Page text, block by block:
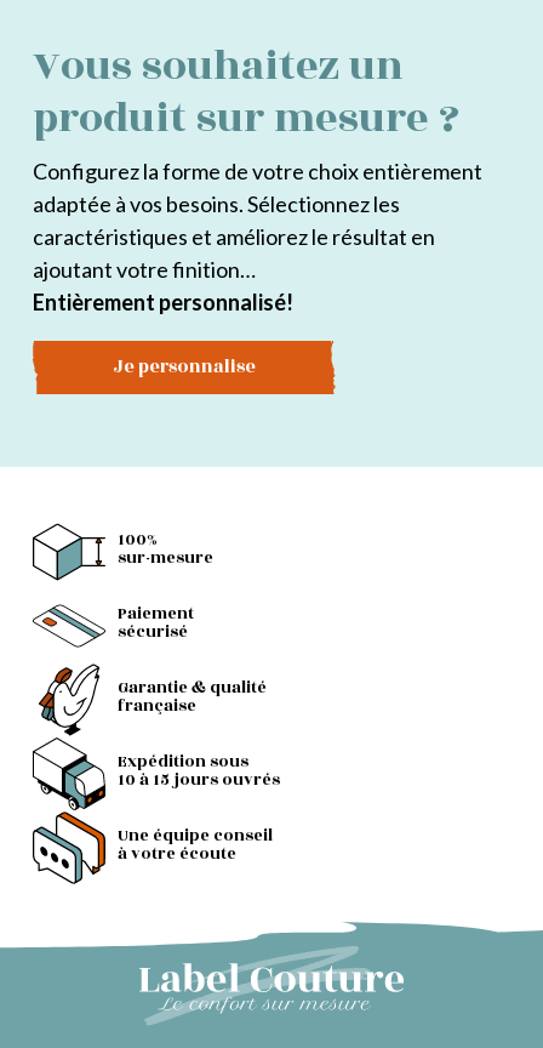
Vous souhaitez un
produit sur mesure ?
Configurez la forme de votre choix entièrement
adaptée à vos besoins. Sélectionnez les
caractéristiques et améliorez le résultat en
ajoutant votre finition…
Entièrement personnalisé!
Je personnalise
100%
sur-mesure
Paiement
sécurisé
Garantie & qualité
française
Expédition sous
10 à 15 jours ouvrés
Une équipe conseil
à votre écoute